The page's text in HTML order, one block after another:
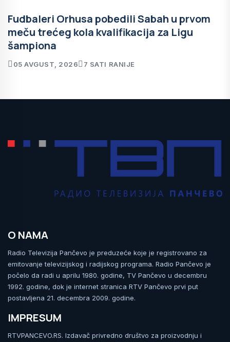
Fudbaleri Orhusa pobedili Sabah u prvom
meču trećeg kola kvalifikacija za Ligu
šampiona
05 AVGUST, 2026 7 SATI RANIJE
O NAMA
Radio Televizija Pančevo je preduzeće koje je registrovano za
emitovanje televizijskog i radijskog programa. Radio Pančevo je
počelo da radi u aprilu 1980. godine, TV Pančevo u decembru
1992. godine, dok je internet stranica RTV Pančevo prvi put
postavljena 21. decembra 2009. godine.
IMPRESUM
RTVPANCEVO.RS. Izdavač privredno društvo za proizvodnju i